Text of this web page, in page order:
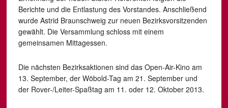
Berichte und die Entlastung des Vorstandes. Anschließend
wurde Astrid Braunschweig zur neuen Bezirksvorsitzenden
gewählt. Die Versammlung schloss mit einem
gemeinsamen Mittagessen.
Die nächsten Bezirksaktionen sind das Open-Air-Kino am
13. September, der Wöbold-Tag am 21. September und
der Rover-/Leiter-Spaßtag am 11. oder 12. Oktober 2013.